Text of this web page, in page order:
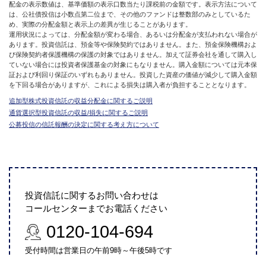
配金の表示数値は、基準価額の表示口数当たり課税前の金額です。表示方法について
は、公社債投信は小数点第二位まで、その他のファンドは整数部のみとしているた
め、実際の分配金額と表示上の差異が生じることがあります。
運用状況によっては、分配金額が変わる場合、あるいは分配金が支払われない場合が
あります。投資信託は、預金等や保険契約ではありません。また、預金保険機構およ
び保険契約者保護機構の保護の対象ではありません。加えて証券会社を通して購入し
ていない場合には投資者保護基金の対象にもなりません。購入金額については元本保
証および利回り保証のいずれもありません。投資した資産の価値が減少して購入金額
を下回る場合がありますが、これによる損失は購入者が負担することとなります。
追加型株式投資信託の収益分配金に関するご説明
通貨選択型投資信託の収益/損失に関するご説明
公募投信の信託報酬の決定に関する考え方について
投資信託に関するお問い合わせは
コールセンターまでお電話ください
0120-104-694
受付時間は営業日の午前9時～午後5時です